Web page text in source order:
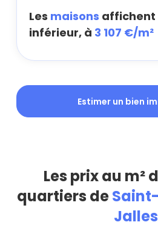
Les maisons affichent
inférieur, à 3 107 €/m²
Estimer un bien
Les prix au m²
quartiers de
Jalles